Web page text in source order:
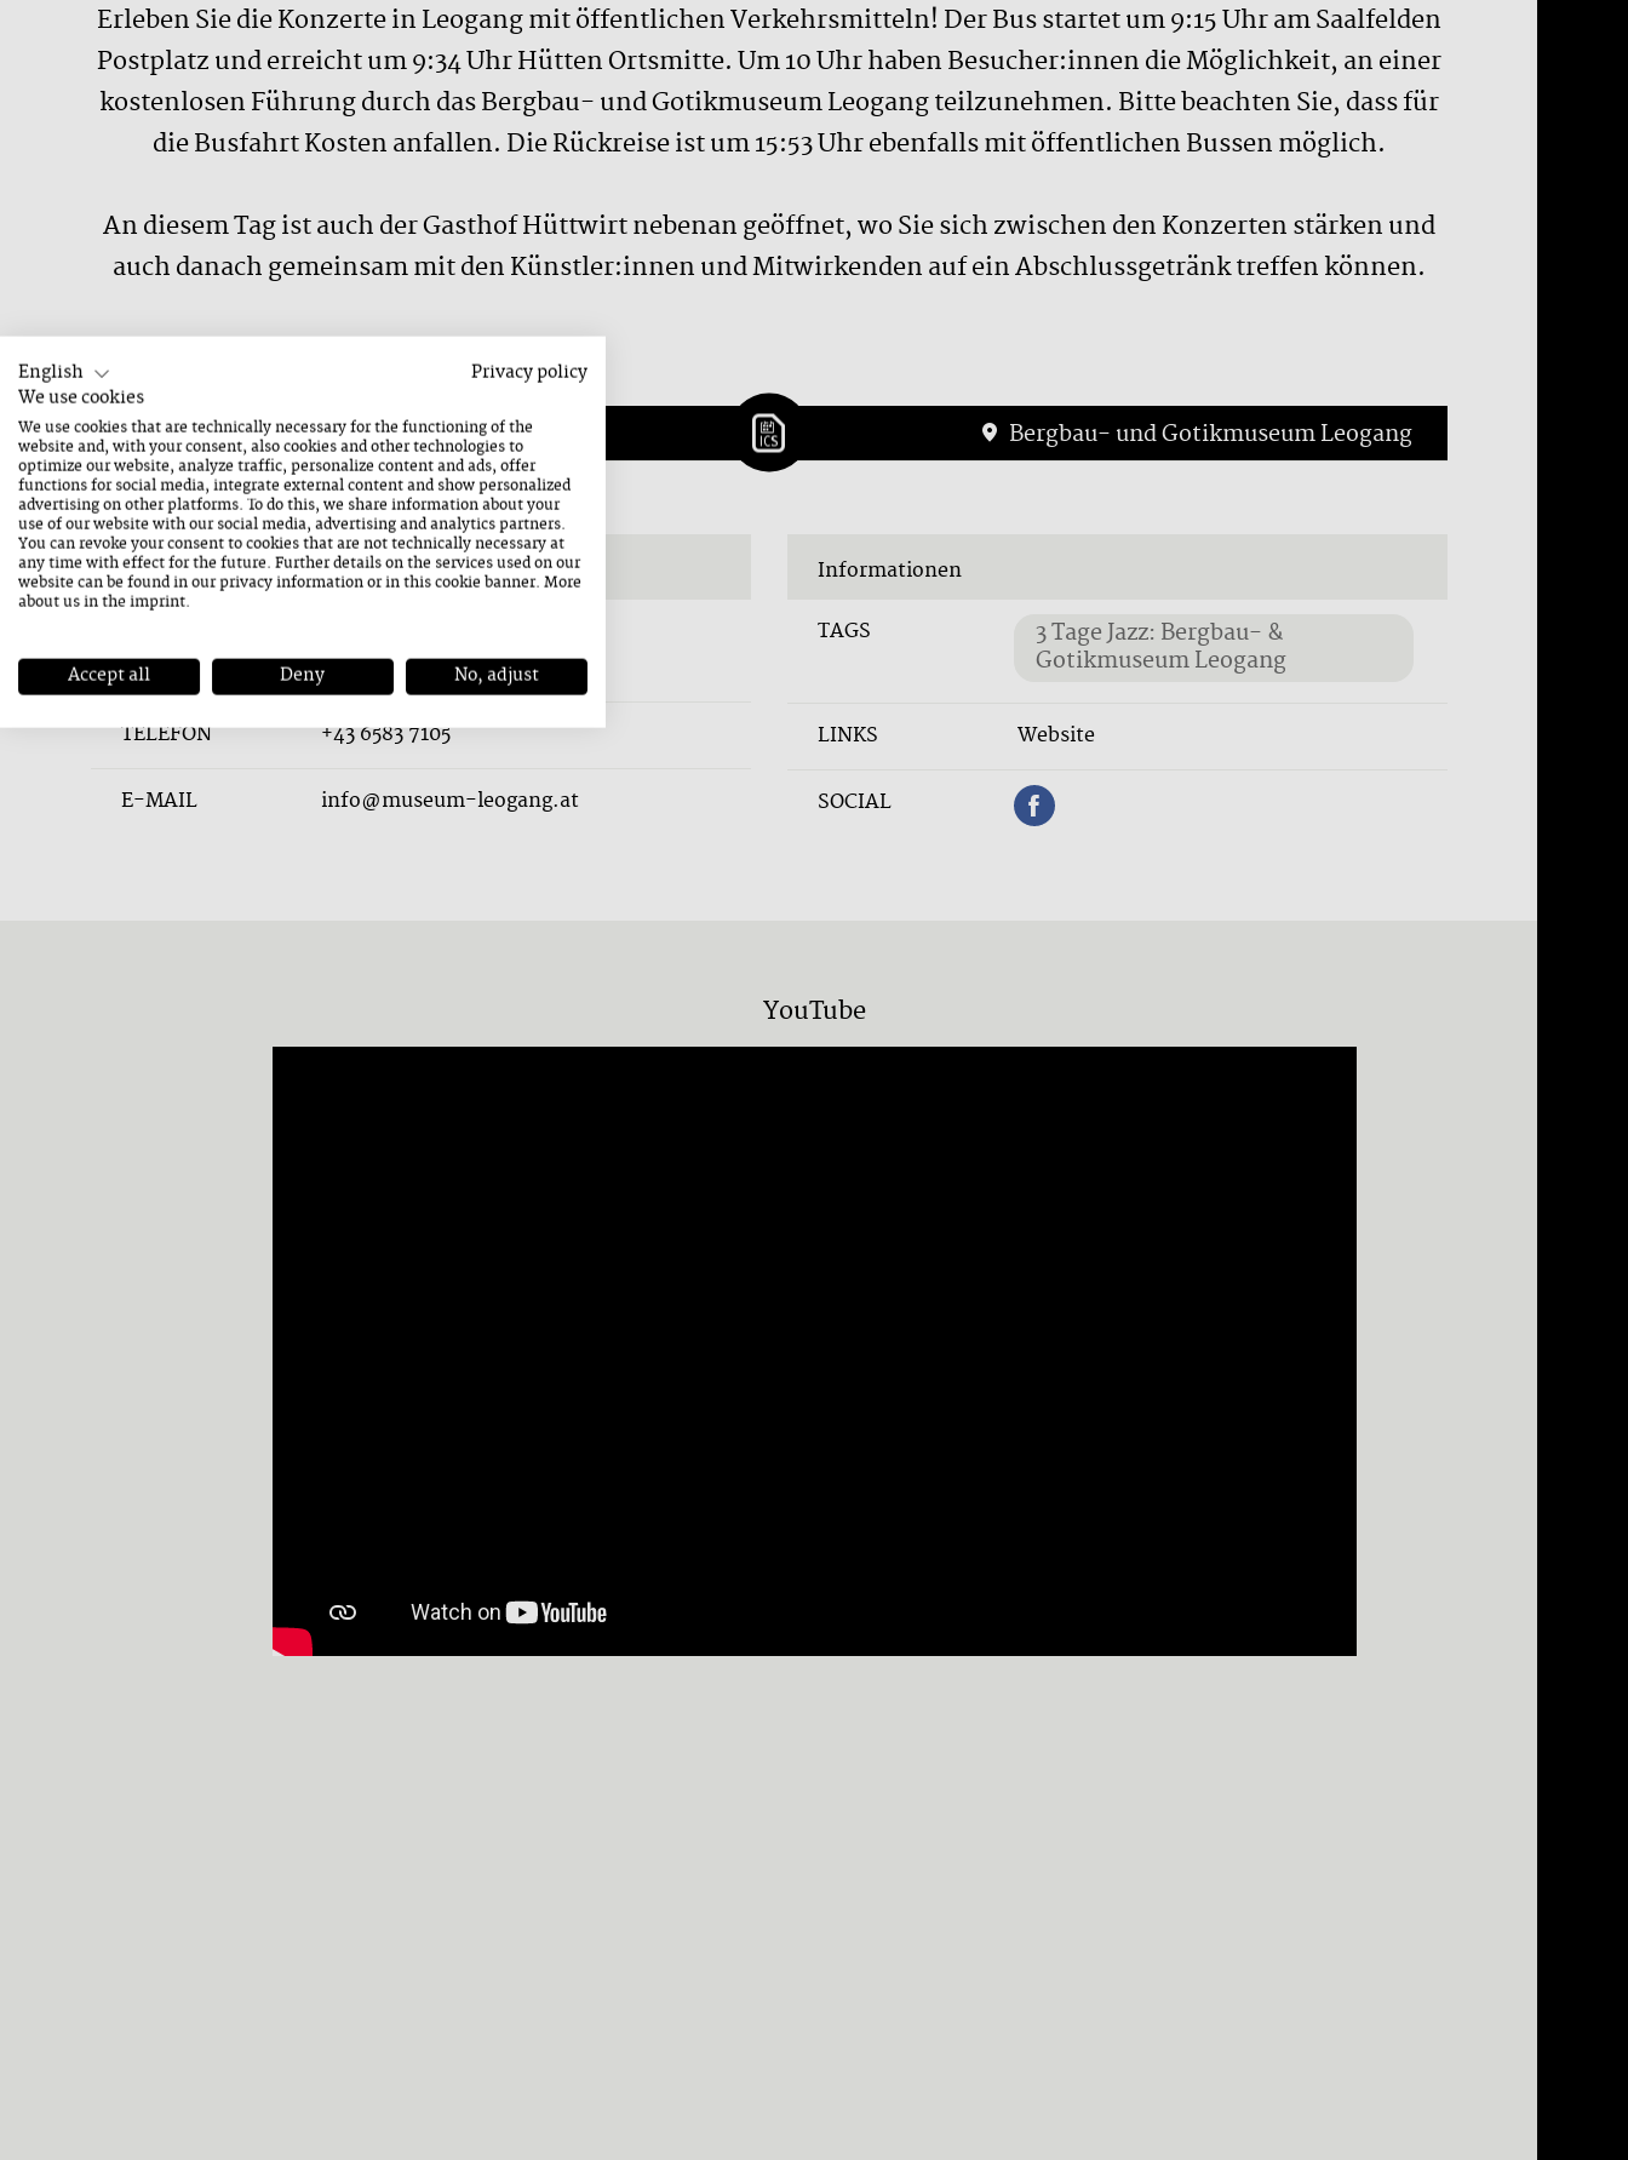
Erleben Sie die Konzerte in Leogang mit öffentlichen Verkehrsmitteln! Der Bus startet um 9:15 Uhr am Saalfelden
Postplatz und erreicht um 9:34 Uhr Hütten Ortsmitte. Um 10 Uhr haben Besucher:innen die Möglichkeit, an einer
kostenlosen Führung durch das Bergbau- und Gotikmuseum Leogang teilzunehmen. Bitte beachten Sie, dass für
die Busfahrt Kosten anfallen. Die Rückreise ist um 15:53 Uhr ebenfalls mit öffentlichen Bussen möglich.
An diesem Tag ist auch der Gasthof Hüttwirt nebenan geöffnet, wo Sie sich zwischen den Konzerten stärken und
auch danach gemeinsam mit den Künstler:innen und Mitwirkenden auf ein Abschlussgetränk treffen können.
Bergbau- und Gotikmuseum Leogang
Kontakt
5771 Leogang
TELEFON +43 6583 7105
E-MAIL info@museum-leogang.at
Informationen
TAGS
3 Tage Jazz: Bergbau- &
Gotikmuseum Leogang
LINKS Website
SOCIAL
YouTube
English
Privacy policy
We use cookies
We use cookies that are technically necessary for the functioning of the
website and, with your consent, also cookies and other technologies to
optimize our website, analyze traffic, personalize content and ads, offer
functions for social media, integrate external content and show personalized
advertising on other platforms. To do this, we share information about your
use of our website with our social media, advertising and analytics partners.
You can revoke your consent to cookies that are not technically necessary at
any time with effect for the future. Further details on the services used on our
website can be found in ourprivacy informationor in this cookie banner. More
about us in theimprint.
Accept all Deny No, adjust